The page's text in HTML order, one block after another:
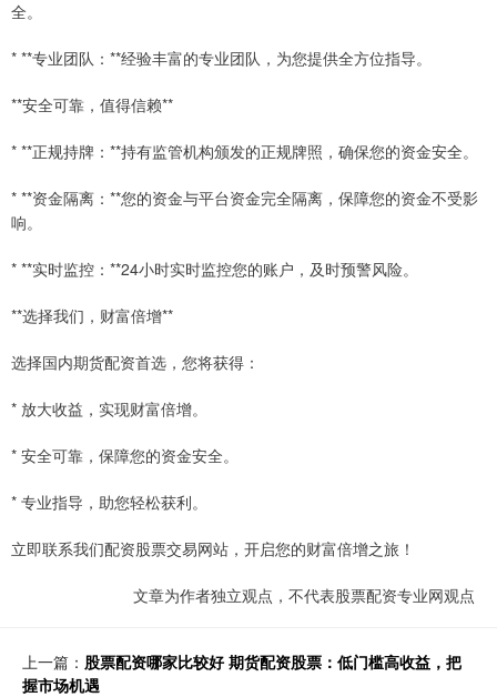
全。
* **专业团队：**经验丰富的专业团队，为您提供全方位指导。
**安全可靠，值得信赖**
* **正规持牌：**持有监管机构颁发的正规牌照，确保您的资金安全。
* **资金隔离：**您的资金与平台资金完全隔离，保障您的资金不受影
响。
* **实时监控：**24小时实时监控您的账户，及时预警风险。
**选择我们，财富倍增**
选择国内期货配资首选，您将获得：
* 放大收益，实现财富倍增。
* 安全可靠，保障您的资金安全。
* 专业指导，助您轻松获利。
立即联系我们配资股票交易网站，开启您的财富倍增之旅！
文章为作者独立观点，不代表股票配资专业网观点
上一篇： 股票配资哪家比较好 期货配资股票：低门槛高收益，把
握市场机遇